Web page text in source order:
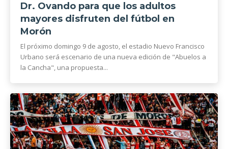
Dr. Ovando para que los adultos
mayores disfruten del fútbol en
Morón
El próximo domingo 9 de agosto, el estadio Nuevo Francisco
Urbano será escenario de una nueva edición de "Abuelos a
la Cancha", una propuesta...